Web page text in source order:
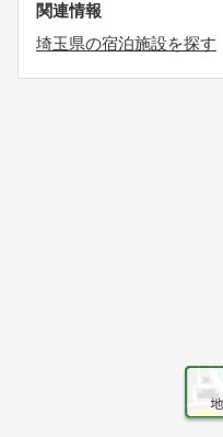
関連情報
埼玉県の宿泊施設を探す